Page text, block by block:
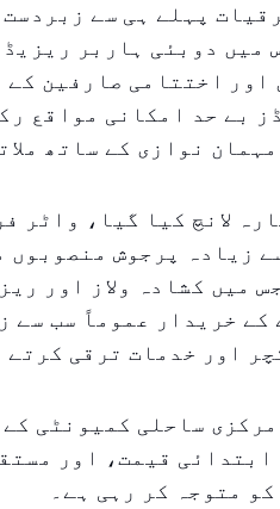
پہلے ہی سے
میں دوبئی ہاربر
اور اختتامی صارفین کے
بے حد امکانی مواقع
نوازی کے ساتھ
لانچ کیا گیا، واٹر
زیادہ پرجوش منصوبوں
میں کشادہ ولاز اور
خریدار عموماً سب سے
اور خدمات ترقی کرتے
ساحلی کمیونٹی کے
قیمت، اور
متوجہ کر رہی ہے۔